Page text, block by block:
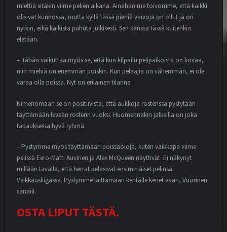
miettiä sitäkin viime pelien aikana. Ainahan me toivomme, että kaikki
olisivat kunnossa, mutta kyllä tässä pieniä vaivoja on ollut ja on
nytkin, eikä kaikista puhuta julkisesti. Sen kanssa tässä kuitenkin
eletään.
– Tähän vaikuttaa myös se, että kun kilpailu pelipaikoista on kovaa,
niin miehiä on enemmän poiskin. Kun pelaajia on vähemmän, ei ole
varaa olla poissa. Nyt on erilainen tilanne.
Nimenomaan se on positiivista, että aukkoja rosterissa pystytään
täyttämään leveän rosterin vuoksi. Huomennakin jalkeilla on joka
tapauksessa hyvä ryhmä.
– Pystymme myös täyttämään poissaoloja, kuten vaikkapa viime
pelissä Eero-Matti Auvinen ja Alex McQueen näyttivät. Ei näkynyt
millään tavalla, että herrat pelasivat ensimmäiset pelinsä
Veikkausliigassa. Pystymme laittamaan kentälle kenet vaan, Vuorinen
sanaili.
OSTA LIPUT TÄSTÄ.